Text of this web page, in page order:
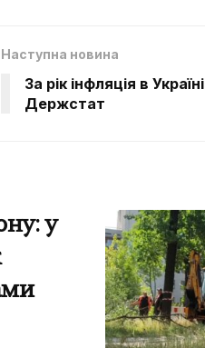
Наступна новина
За рік інфляція в
Держстат
у